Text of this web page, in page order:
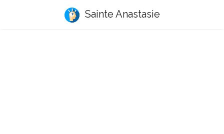
Sainte Anastasie